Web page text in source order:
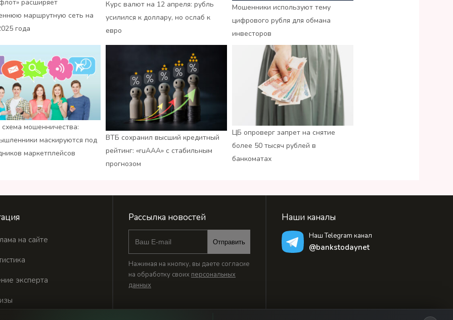
расширяет
маршрутную сеть на
года
Курс валют на 12 апреля: рубль
усилился к доллару, но ослаб к
евро
Мошенники используют тему
цифрового рубля для обмана
инвесторов
мошенничества:
маскируются под
маркетплейсов
ВТБ сохранил высший кредитный
рейтинг: «ruАAA» с стабильным
прогнозом
ЦБ опроверг запрет на снятие
более 50 тысяч рублей в
банкоматах
на сайте
эксперта
Рассылка новостей
Отправить
Нажимая на кнопку, вы даете согласие
на обработку своих персональных
данных
Наши каналы
Наш Telegram канал
@bankstodaynet